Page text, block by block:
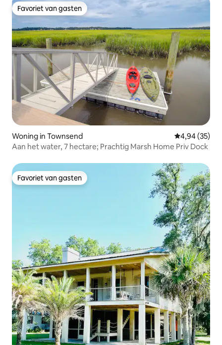
Favoriet van gasten
Favoriet van gasten
Woning in Townsend Gemiddelde
4,94 (35)
Aan het water, 7 hectare; Prachtig Marsh Home Priv Dock
Favoriet van gasten
Favoriet van gasten